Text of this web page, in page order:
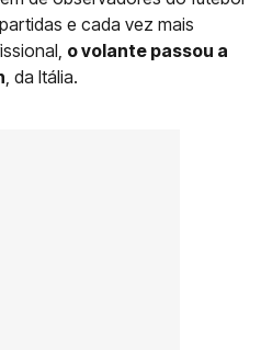
e cada vez mais
o volante passou a
, da Itália.